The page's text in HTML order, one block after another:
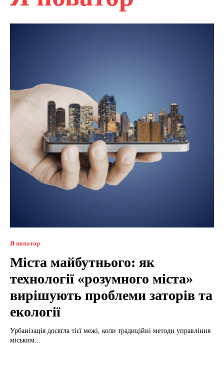
Я новатор
Міста майбутнього: як
технології «розумного міста»
вирішують проблеми заторів та
екології
Урбанізація досягла тієї межі, коли традиційні методи управління
міським...